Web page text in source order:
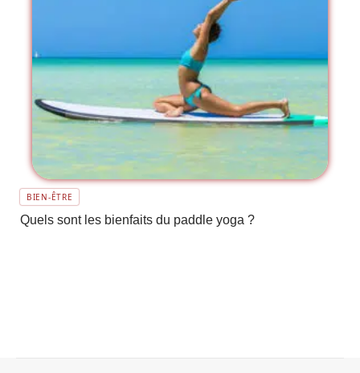
BIEN-ÊTRE
Quels sont les bienfaits du paddle yoga ?